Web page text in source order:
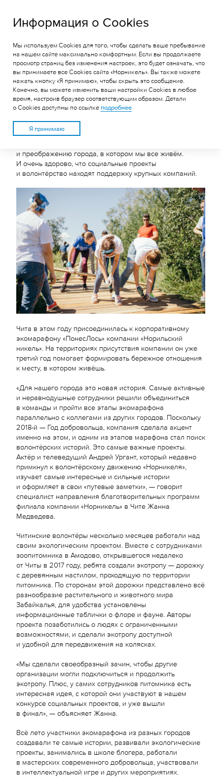
КАК ВОЛОНТЁРЫ
«НОРНИКЕЛЯ»
ПРЕОБРАЖАЮТ ЧИТУ
Сделать окружающий мир лучше — не сложно,
волонтёры показывают это на своём примере. Приятно
знать, что в Забайкальском крае есть большой
и преображению города, в котором мы все живём.
И очень здорово, что социальные проекты
и волонтёрство находят поддержку крупных компаний.
Чита в этом году присоединилась к корпоративному
экомарафону «ПонесЛось» компании «Норильский
никель». На территориях присутствия компании он уже
третий год помогает формировать бережное отношения
к месту, в котором живёшь.
«Для нашего города это новая история. Самые активные
и неравнодушные сотрудники решили объединиться
в команды и пройти все этапы экомарафона
параллельно с коллегами из других городов. Поскольку
2018-й —Год добровольца, компания сделала акцент
именно на этом, и одним из этапов марафона стал поиск
волонтёрских историй. Это самые важные проекты.
Актёр и телеведущий Андрей Ургант, который недавно
примкнул к волонтёрскому движению «Норникеля»,
изучает самые интересные и сильные истории
и оформляет в свои «путевые заметки», — говорит
специалист направления благотворительных программ
филиала компании «Норникель» в Чите Жанна
Медведева.
Читинские волонтёры несколько месяцев работали над
своим экологическим проектом. Вместе с сотрудниками
зоопитомника в Амодово, открывшегося недалеко
от Читы в 2017 году, ребята создали экотропу — дорожку
с деревянным настилом, проходящую по территории
питомника. По сторонам этой дорожки представлено всё
разнообразие растительного и животного мира
Забайкалья, для удобства установлены
информационные таблички о флоре и фауне. Авторы
проекта позаботились о людях с ограниченными
возможностями, и сделали экотропу доступной
и удобной для передвижения на колясках.
«Мы сделали своеобразный зачин, чтобы другие
организации могли подключиться и продолжить
экотропу. Плюс, у самих сотрудников питомника есть
интересная идея, с которой они участвуют в нашем
конкурсе социальных проектов, и уже вышли
в финал», — объясняет Жанна.
Всё лето участники экомарафона из разных городов
создавали те самые истории, развивали экологические
проекты, занимались в школе блогера, работали
в мастерских современного добровольца, участвовали
в интеллектуальной игре и других мероприятиях.
Информация о Cookies
Мы используем Cookies для того, чтобы сделать ваше пребывание
на нашем сайте максимально комфортным. Если вы продолжаете
просмотр страниц без изменения настроек, это будет означать, что
вы принимаете все Cookies сайта «Норникель». Вы также можете
нажать кнопку «Я принимаю», чтобы скрыть это сообщение.
Конечно, вы можете изменить ваши настройки Cookies в любое
время, настроив браузер соответствующим образом. Детали
о Cookies доступны по ссылке подробнее
Я принимаю